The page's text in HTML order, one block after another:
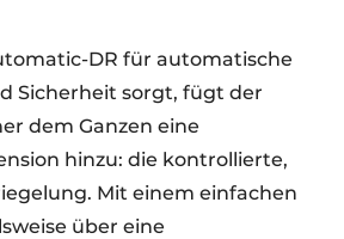
DR für automatische
Sicherheit sorgt, fügt der
dem Ganzen eine
hinzu: die kontrollierte,
Mit einem einfachen
über eine